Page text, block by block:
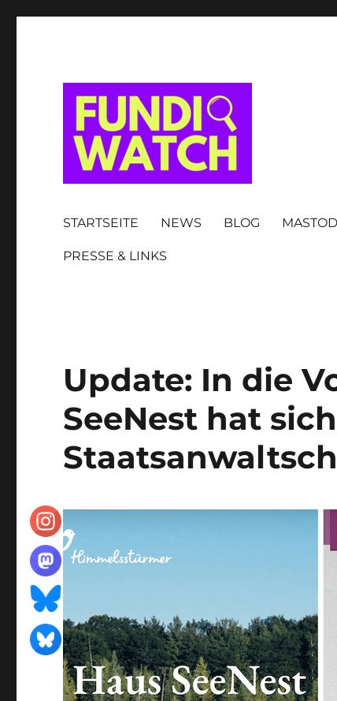
STARTSEITE NEWS BLOG
PRESSE & LINKS
Update: In die
SeeNest hat